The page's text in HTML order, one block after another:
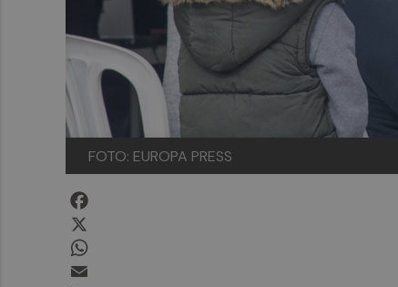
FOTO: EUROPA PRESS